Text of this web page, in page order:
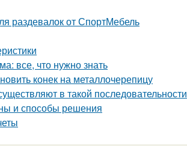
раздевалок от СпортМебель
все, что нужно знать
конек на металлочерепицу
в такой последовательности
и способы решения